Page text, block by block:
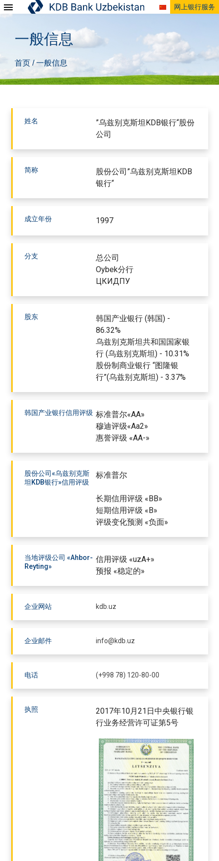
网上银行服务
一般信息
首页 /一般信息
姓名
”乌兹别克斯坦KDB银行“股份
公司
简称
股份公司”乌兹别克斯坦KDB
银行“
成立年份 1997
分支
总公司
Oybek分行
ЦКИДПУ
股东
韩国产业银行 (韩国) -
86.32%
乌兹别克斯坦共和国国家银
行 (乌兹别克斯坦) - 10.31%
股份制商业银行 “图隆银
行”(乌兹别克斯坦) - 3.37%
韩国产业银行信用评级 标准普尔«AA»
穆迪评级«Aa2»
惠誉评级 «AA-»
股份公司«乌兹别克斯
坦KDB银行»信用评级
标准普尔
长期信用评级 «BB»
短期信用评级 «B»
评级变化预测 «负面»
当地评级公司 «Ahbor-
Reyting»
信用评级 «uzA+»
预报 «稳定的»
企业网站 kdb.uz
企业邮件 info@kdb.uz
电话 (+998 78) 120-80-00
执照
2017年10月21日中央银行银
行业务经营许可证第5号